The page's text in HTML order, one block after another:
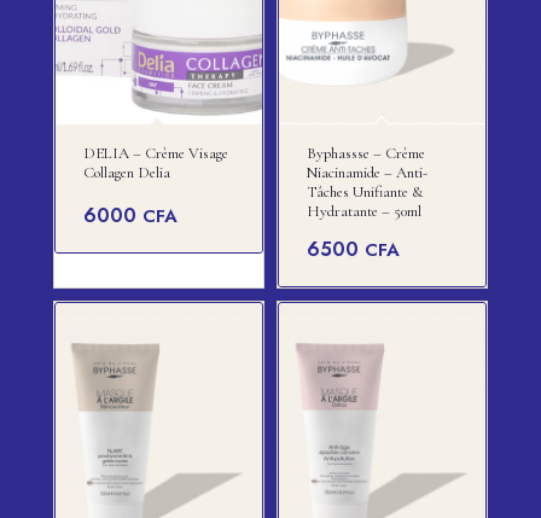
DELIA – Crème Visage
Collagen Delia
6000 CFA
Byphassse – Crème
Niacinamide – Anti-
Tâches Unifiante &
Hydratante – 50ml
6500 CFA